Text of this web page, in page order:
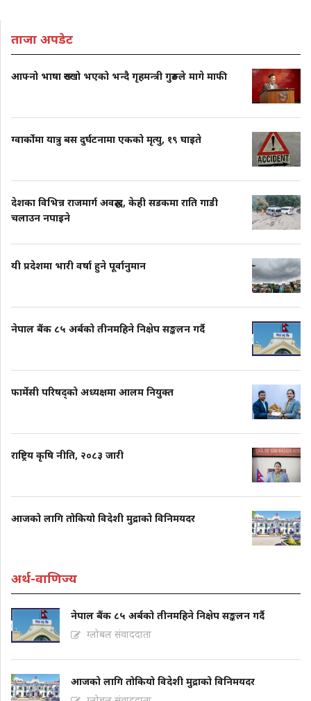
ताजा अपडेट
आफ्नो भाषा रुख्खो भएको भन्दै गृहमन्त्री गुरुङले मागे माफी
ग्वार्कोमा यात्रु बस दुर्घटनामा एकको मृत्यु, १९ घाइते
देशका विभिन्न राजमार्ग अवरुद्ध, केही सडकमा राति गाडी
चलाउन नपाइने
यी प्रदेशमा भारी वर्षा हुने पूर्वानुमान
नेपाल बैंक ८५ अर्बको तीनमहिने निक्षेप सङ्कलन गर्दै
फार्मेसी परिषद्को अध्यक्षमा आलम नियुक्त
राष्ट्रिय कृषि नीति, २०८३ जारी
आजको लागि तोकियो विदेशी मुद्राको विनिमयदर
अर्थ-वाणिज्य
नेपाल बैंक ८५ अर्बको तीनमहिने निक्षेप सङ्कलन गर्दै
ग्लोबल संवाददाता
आजको लागि तोकियो विदेशी मुद्राको विनिमयदर